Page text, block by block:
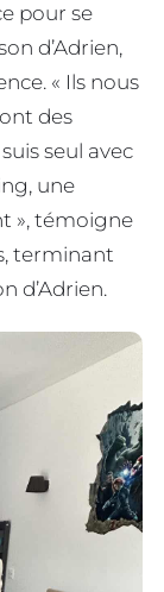
pour se
d’Adrien,
« Ils nous
des
seul avec
une
», témoigne
terminant
d’Adrien.